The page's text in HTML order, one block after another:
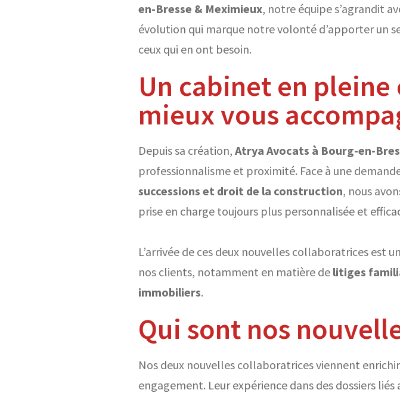
en-Bresse & Meximieux, notre équipe s’agrandit
évolution qui marque notre volonté d’apporter un
ceux qui en ont besoin.
Un cabinet en
mieux vous
Depuis sa création, Atrya Avocats à Bourg-en-
professionnalisme et proximité. Face à une
successions et droit de la construction, nous
prise en charge toujours plus personnalisée et
L’arrivée de ces deux nouvelles collaboratrices
nos clients, notamment en matière de litiges
immobiliers.
Qui sont nos
Nos deux nouvelles collaboratrices viennent
engagement. Leur expérience dans des dossiers liés